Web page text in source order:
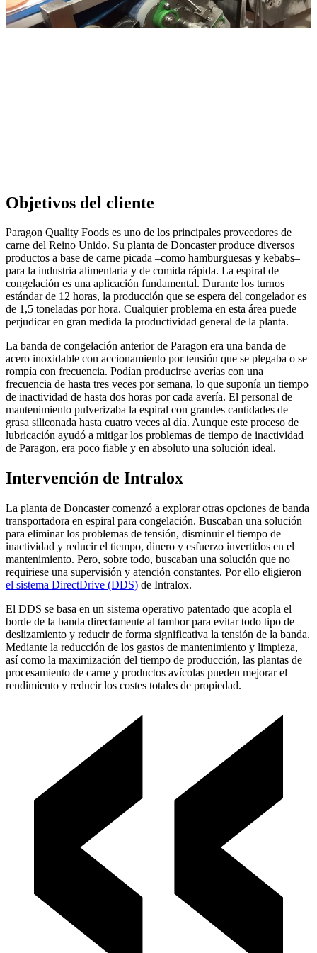
Objetivos del cliente
Paragon Quality Foods es uno de los principales proveedores de
carne del Reino Unido. Su planta de Doncaster produce diversos
productos a base de carne picada –como hamburguesas y kebabs–
para la industria alimentaria y de comida rápida. La espiral de
congelación es una aplicación fundamental. Durante los turnos
estándar de 12 horas, la producción que se espera del congelador es
de 1,5 toneladas por hora. Cualquier problema en esta área puede
perjudicar en gran medida la productividad general de la planta.
La banda de congelación anterior de Paragon era una banda de
acero inoxidable con accionamiento por tensión que se plegaba o se
rompía con frecuencia. Podían producirse averías con una
frecuencia de hasta tres veces por semana, lo que suponía un tiempo
de inactividad de hasta dos horas por cada avería. El personal de
mantenimiento pulverizaba la espiral con grandes cantidades de
grasa siliconada hasta cuatro veces al día. Aunque este proceso de
lubricación ayudó a mitigar los problemas de tiempo de inactividad
de Paragon, era poco fiable y en absoluto una solución ideal.
Intervención de Intralox
La planta de Doncaster comenzó a explorar otras opciones de banda
transportadora en espiral para congelación. Buscaban una solución
para eliminar los problemas de tensión, disminuir el tiempo de
inactividad y reducir el tiempo, dinero y esfuerzo invertidos en el
mantenimiento. Pero, sobre todo, buscaban una solución que no
requiriese una supervisión y atención constantes. Por ello eligieron
el sistema DirectDrive (DDS) de Intralox.
El DDS se basa en un sistema operativo patentado que acopla el
borde de la banda directamente al tambor para evitar todo tipo de
deslizamiento y reducir de forma significativa la tensión de la banda.
Mediante la reducción de los gastos de mantenimiento y limpieza,
así como la maximización del tiempo de producción, las plantas de
procesamiento de carne y productos avícolas pueden mejorar el
rendimiento y reducir los costes totales de propiedad.